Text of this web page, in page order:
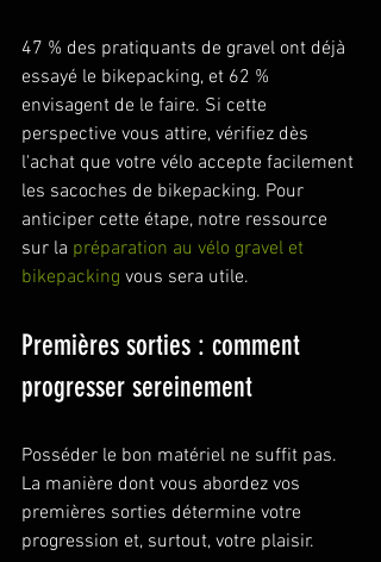
47 % des pratiquants de gravel ont déjà
essayé le bikepacking, et 62 %
envisagent de le faire. Si cette
perspective vous attire, vérifiez dès
l'achat que votre vélo accepte facilement
les sacoches de bikepacking. Pour
anticiper cette étape, notre ressource
sur la préparation au vélo gravel et
bikepacking vous sera utile.
Premières sorties : comment
progresser sereinement
Posséder le bon matériel ne suffit pas.
La manière dont vous abordez vos
premières sorties détermine votre
progression et, surtout, votre plaisir.